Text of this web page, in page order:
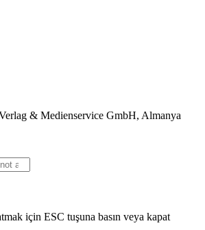
& Medienservice GmbH, Almanya
için ESC tuşuna basın veya kapat